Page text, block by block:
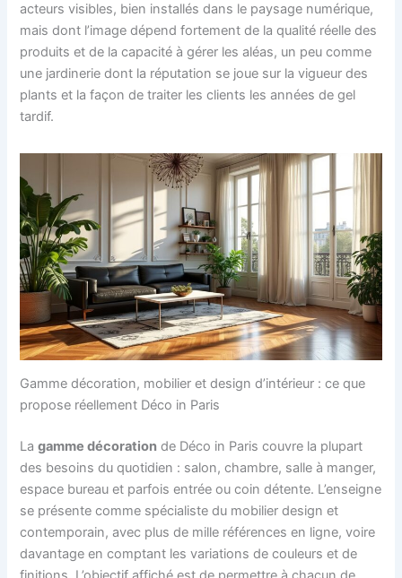
acteurs visibles, bien installés dans le paysage numérique,
mais dont l’image dépend fortement de la qualité réelle des
produits et de la capacité à gérer les aléas, un peu comme
une jardinerie dont la réputation se joue sur la vigueur des
plants et la façon de traiter les clients les années de gel
tardif.
Gamme décoration, mobilier et design d’intérieur : ce que
propose réellement Déco in Paris
Lagamme décoration de Déco in Paris couvre la plupart
des besoins du quotidien : salon, chambre, salle à manger,
espace bureau et parfois entrée ou coin détente. L’enseigne
se présente comme spécialiste du mobilier design et
contemporain, avec plus de mille références en ligne, voire
davantage en comptant les variations de couleurs et de